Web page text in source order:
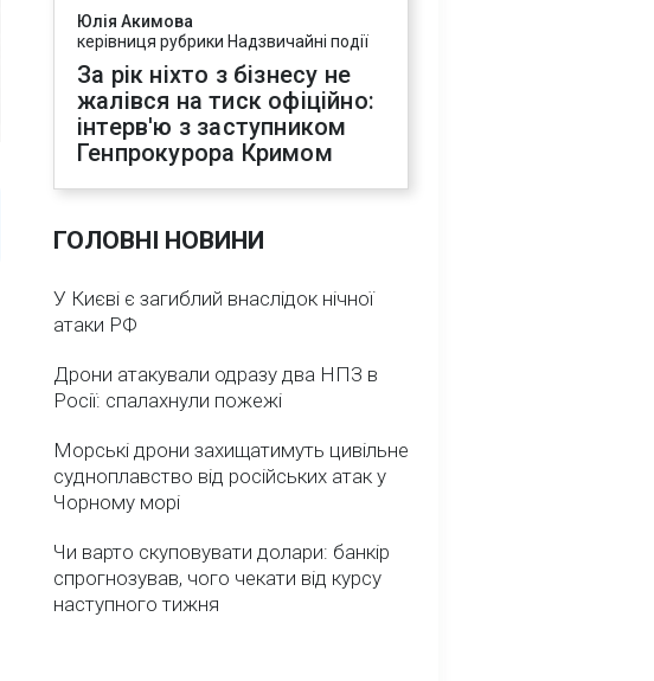
Юлія Акимова
керівниця рубрики Надзвичайні події
За рік ніхто з бізнесу не
жалівся на тиск офіційно:
інтерв'ю з заступником
Генпрокурора Кримом
ГОЛОВНІ НОВИНИ
У Києві є загиблий внаслідок нічної
атаки РФ
Дрони атакували одразу два НПЗ в
Росії: спалахнули пожежі
Морські дрони захищатимуть цивільне
судноплавство від російських атак у
Чорному морі
Чи варто скуповувати долари: банкір
спрогнозував, чого чекати від курсу
наступного тижня